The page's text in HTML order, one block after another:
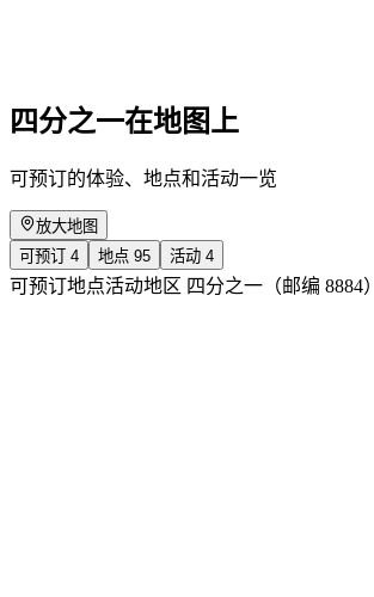
四分之一在地图上
可预订的体验、地点和活动一览
放大地图
可预订 4 地点 95 活动 4
可预订地点活动地区 四分之一（邮编 8884）